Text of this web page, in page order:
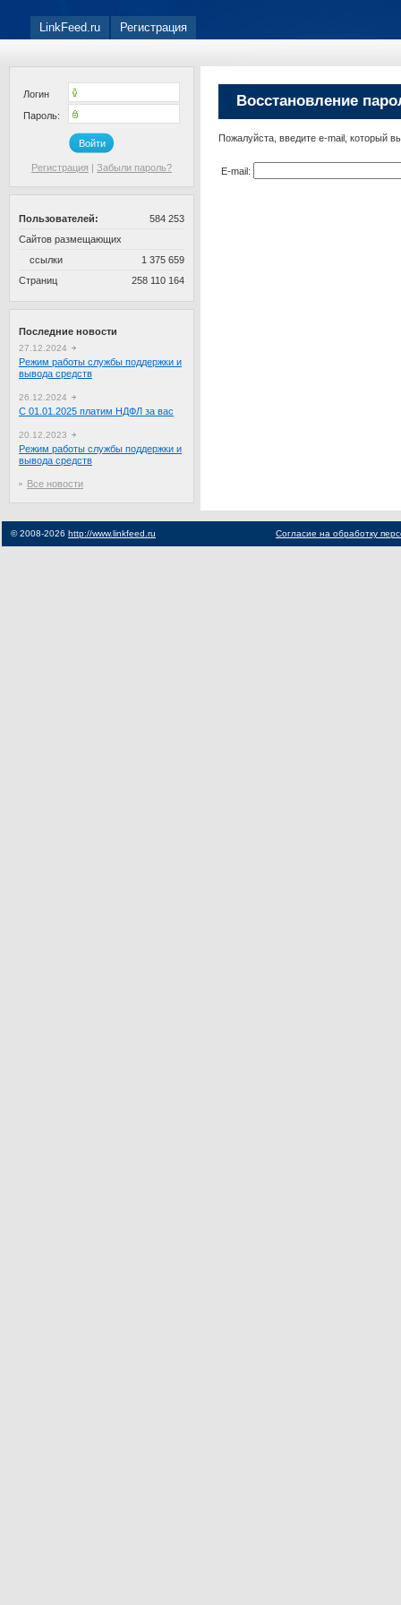
LinkFeed.ru Регистрация
Логин
Пароль:
Войти
Регистрация | Забыли пароль?
584 253
Пользователей:
Сайтов размещающих
1 375 659
ссылки
258 110 164
Страниц
Последние новости
27.12.2024
Режим работы службы поддержки и
вывода средств
26.12.2024
С 01.01.2025 платим НДФЛ за вас
20.12.2023
Режим работы службы поддержки и
вывода средств
Все новости
Восстановление
Пожалуйста, введите e-mail, который
E-mail:
© 2008-2026 http://www.linkfeed.ru Согласие на обработку